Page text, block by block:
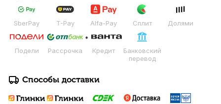
SberPay T-Pay Alfa-Pay Сплит Долями
Подели Рассрочка Кредит
Банковский
перевод
Способы доставки